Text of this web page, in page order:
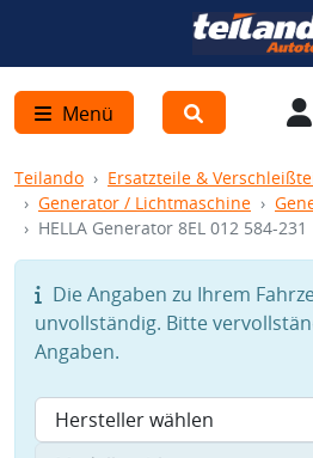
Menü
Teilando Ersatzteile &
Generator / Lichtmaschine
HELLA Generator 8EL 012 584-231
Die Angaben zu Ihrem
unvollständig. Bitte
Angaben.